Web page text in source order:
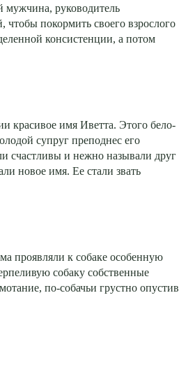
мужчина, руководитель
покормить своего взрослого
консистенции, а потом
красивое имя Иветта. Этого бело-
супруг преподнес его
и нежно называли друг
новое имя. Ее стали звать
проявляли к собаке особенную
собаку собственные
по-собачьи грустно опустив